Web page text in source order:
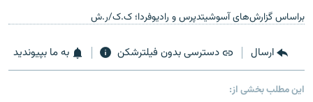
براساس گزارش‌های آسوشیتدپرس و رادیوفردا؛ ک.ک/ر.ش
ارسال دسترسی بدون فیلترشکن به ما بپیوندید
این مطلب بخشی از: